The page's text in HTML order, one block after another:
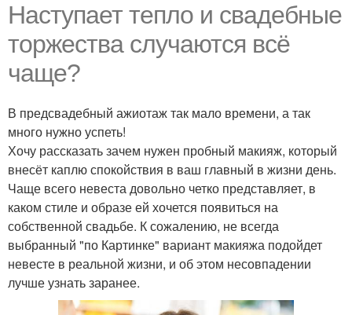
Наступает тепло и свадебные
торжества случаются всё
чаще?
В предсвадебный ажиотаж так мало времени, а так
много нужно успеть!
Хочу рассказать зачем нужен пробный макияж, который
внесёт каплю спокойствия в ваш главный в жизни день.
Чаще всего невеста довольно четко представляет, в
каком стиле и образе ей хочется появиться на
собственной свадьбе. К сожалению, не всегда
выбранный "по Картинке" вариант макияжа подойдет
невесте в реальной жизни, и об этом несовпадении
лучше узнать заранее.